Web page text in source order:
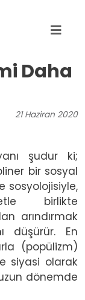
Daha
21 Haziran 2020
şudur ki;
bir sosyal
sosyolojisiyle,
birlikte
arındırmak
düşürür. En
(popülizm)
siyasi olarak
dönemde